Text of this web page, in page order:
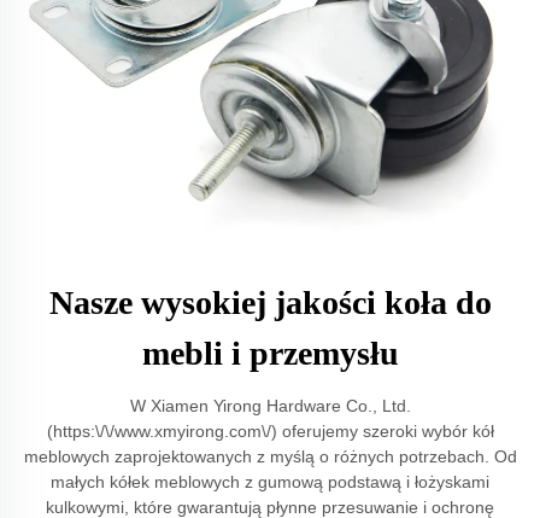
Nasze wysokiej jakości koła do
mebli i przemysłu
W Xiamen Yirong Hardware Co., Ltd.
(https:\/\/www.xmyirong.com\/) oferujemy szeroki wybór kół
meblowych zaprojektowanych z myślą o różnych potrzebach. Od
małych kółek meblowych z gumową podstawą i łożyskami
kulkowymi, które gwarantują płynne przesuwanie i ochronę